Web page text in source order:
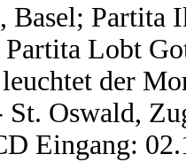
Basel;
Lobt
der
St. Oswald,
Eingang: